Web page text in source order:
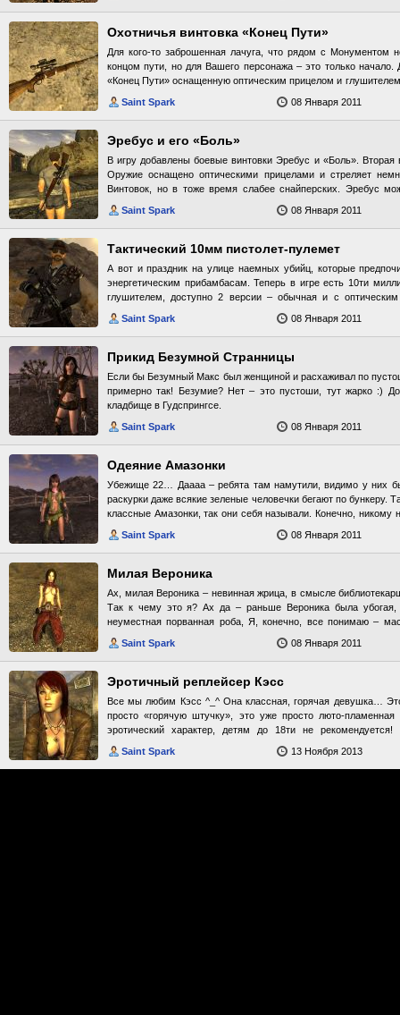
Охотничья винтовка «Конец Пути»
Для кого-то заброшенная лачуга, что рядом с Монументом
концом пути, но для Вашего персонажа – это только начало.
«Конец Пути» оснащенную оптическим прицелом и
обычной охотничьей винтовке с оптикой. Винтовка уникальная.
Saint Spark 08 Января 2011
Эребус и его «Боль»
В игру добавлены боевые винтовки Эребус и «Боль». Вторая
Оружие оснащено оптическими прицелами и стреляет
Винтовок, но в тоже время слабее снайперских. Эребус
находится в тюрьме горы Блэк.
Saint Spark 08 Января 2011
Тактический 10мм пистолет-пулемет
А вот и праздник на улице наемных убийц, которые
энергетическим прибамбасам. Теперь в игре есть 10ти
глушителем, доступно 2 версии – обычная и с
недостатков: глушитель снижает урон и большой
работников теневых организаций это не проблема, да?
Saint Spark 08 Января 2011
Прикид Безумной Странницы
Если бы Безумный Макс был женщиной и расхаживал по
примерно так! Безумие? Нет – это пустоши, тут жарко :)
кладбище в Гудспрингсе.
Saint Spark
08 Января 2011
Одеяние Амазонки
Убежище 22… Даааа – ребята там намутили, видимо у них
раскурки даже всякие зеленые человечки бегают по бункеру.
классные Амазонки, так они себя называли. Конечно, никому
цветами-людоедами, поэтому они быстренько свинтили в
комплект доспехов они забыли )) Поэтому – быстренько, в
одежки для ваших напарниц ~_^ Доспех над входом в убежище.
Saint Spark 08 Января 2011
Милая Вероника
Ах, милая Вероника – невинная жрица, в смысле
Так к чему это я? Ах да – раньше Вероника была убогая,
неуместная порванная роба, Я, конечно, все понимаю –
жители Мохава знают, что она из Братства? Какой смысл
рассудил и теперь, у Вас есть возможность заменить
жрица тут точно подойдет! Дополнение носит
рекомендуется! Внимание! Для работы этого дополнения вам
используются не стандартные прически.
Saint Spark 08 Января 2011
Эротичный реплейсер Кэсс
Все мы любим Кэсс ^_^ Она классная, горячая девушка…
просто «горячую штучку», это уже просто люто-
эротический характер, детям до 18ти не
дополнения вам необходимо скачать «Прически и Глазки
секции «Полезные ссылки». В дополнении используются не
Saint Spark 13 Ноября 2013